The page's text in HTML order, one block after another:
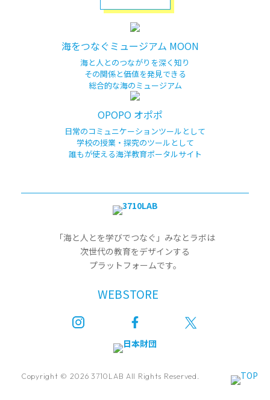
海をつなぐミュージアム MOON
海と人とのつながりを深く知り
その関係と価値を発見できる
総合的な海のミュージアム
OPOPO オポポ
日常のコミュニケーションツールとして
学校の授業・探究のツールとして
誰もが使える海洋教育ポータルサイト
「海と人とを学びでつなぐ」みなとラボは
次世代の教育をデザインする
プラットフォームです。
WEBSTORE
Copyright © 2026 3710LAB All Rights Reserved.